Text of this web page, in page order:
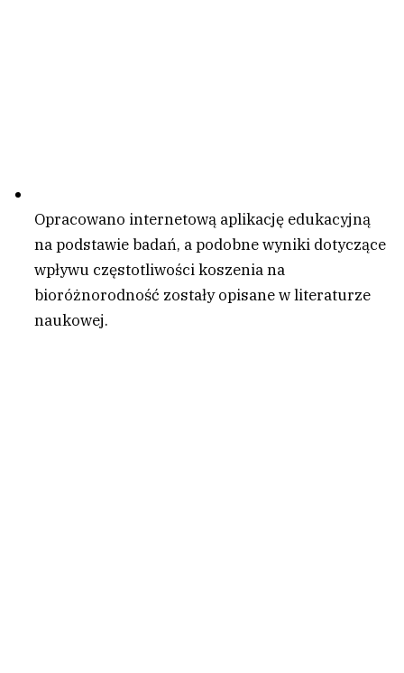
Opracowano internetową aplikację edukacyjną
na podstawie badań, a podobne wyniki dotyczące
wpływu częstotliwości koszenia na
bioróżnorodność zostały opisane w literaturze
naukowej.